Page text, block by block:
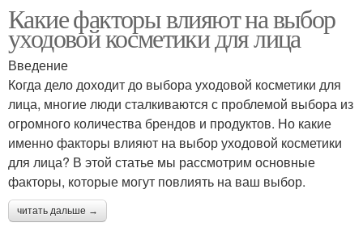
Какие факторы влияют на выбор
уходовой косметики для лица
Введение
Когда дело доходит до выбора уходовой косметики для
лица, многие люди сталкиваются с проблемой выбора из
огромного количества брендов и продуктов. Но какие
именно факторы влияют на выбор уходовой косметики
для лица? В этой статье мы рассмотрим основные
факторы, которые могут повлиять на ваш выбор.
читать дальше →